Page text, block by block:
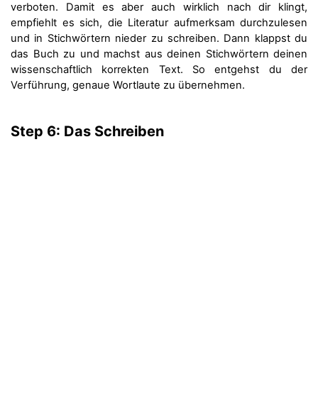
verboten. Damit es aber auch wirklich nach dir klingt,
empfiehlt es sich, die Literatur aufmerksam durchzulesen
und in Stichwörtern nieder zu schreiben. Dann klappst du
das Buch zu und machst aus deinen Stichwörtern deinen
wissenschaftlich korrekten Text. So entgehst du der
Verführung, genaue Wortlaute zu übernehmen.
Step 6: Das Schreiben